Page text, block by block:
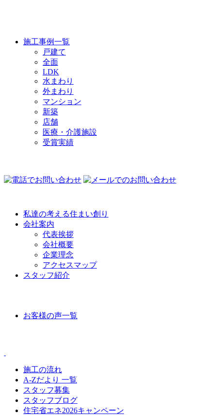
施工事例一覧
戸建て
全面
LDK
水まわり
外まわり
マンション
新築
店舗
医療・介護施設
受賞実績
私達の考える住まい創り
会社案内
代表挨拶
会社概要
企業理念
アクセスマップ
スタッフ紹介
お客様の声一覧
施工の流れ
A-Zだより 一覧
スタッフ募集
スタッフブログ
住宅省エネ2026キャンペーン